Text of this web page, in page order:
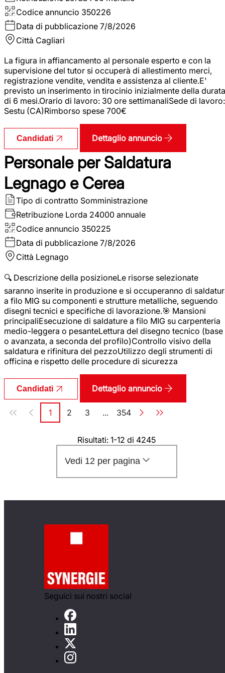
Codice annuncio 350226
Data di pubblicazione 7/8/2026
Città Cagliari
La figura in affiancamento al personale esperto e con la
supervisione del tutor si occuperà di allestimento merci,
registrazione vendite, vendita e assistenza al cliente.E'
previsto un inserimento in tirocinio inizialmente della durata
di 6 mesi.Orario di lavoro: 30 ore settimanaliSede di lavoro:
Sestu (CA)Rimborso spese 700€
Candidati Dettaglio annuncio
Personale per Saldatura
Legnago e Cerea
Tipo di contratto Somministrazione
Retribuzione Lorda 24000 annuale
Codice annuncio 350225
Data di pubblicazione 7/8/2026
Città Legnago
🔍 Descrizione della posizioneLe risorse selezionate
saranno inserite in produzione e si occuperanno di
a filo MIG su componenti e strutture metalliche, seguendo
disegni tecnici e specifiche di lavorazione.🎯 Mansioni
principaliEsecuzione di saldature a filo MIG su carpenteria
medio-leggera o pesanteLettura del disegno tecnico (base
o avanzata, a seconda del profilo)Controllo visivo della
saldatura e rifinitura del pezzoUtilizzo degli strumenti di
officina e rispetto delle procedure di sicurezza
Candidati Dettaglio annuncio
Paginazione
Pagina
1 Pagina
2 Pagina
3 ... Pagina
354
Risultati: 1-12 di 4245
Vedi 12 per pagina
Seguici sui nostri social